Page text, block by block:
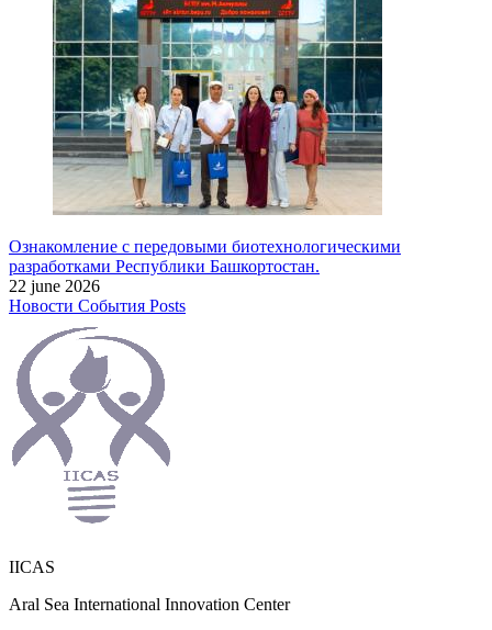
Ознакомление с передовыми биотехнологическими
разработками Республики Башкортостан.
22 june 2026
Новости События Posts
IICAS
Aral Sea International Innovation Center